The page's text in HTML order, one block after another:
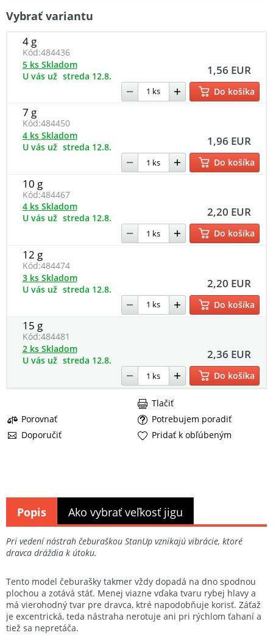
Vybrať variantu
4 g
Kód:484436
1,56 EUR
5 ks Skladom
U vás už streda 12.8.
Do košíka
7 g
Kód:484450
1,96 EUR
4 ks Skladom
U vás už streda 12.8.
Do košíka
10 g
Kód:484467
2,20 EUR
4 ks Skladom
U vás už streda 12.8.
Do košíka
12 g
Kód:484474
2,20 EUR
3 ks Skladom
U vás už streda 12.8.
Do košíka
15 g
Kód:484481
2,36 EUR
2 ks Skladom
U vás už streda 12.8.
Do košíka
Porovnať
Potrebujem poradiť
Doporučiť
Tlačiť
Pridať k obľúbeným
Pri vedení nástrah čeburaškou StanUp vznikajú vibrácie, ktoré
dravca dráždia k útoku.
Tento model čeburašky takmer vždy dopadá na dno spodnou
plochou a zotává stáť. Menej viazne vďaka tvaru rybej hlavy a
má vierohodný tvar pre dravca, ktré napodobňuje korisť. Záťaž
je excentrická, teda nástraha nerotuje ani pri rýchlom ťahaní a
tiež sa nepretáča.
Popis Ako vybrať veľkosť jigu